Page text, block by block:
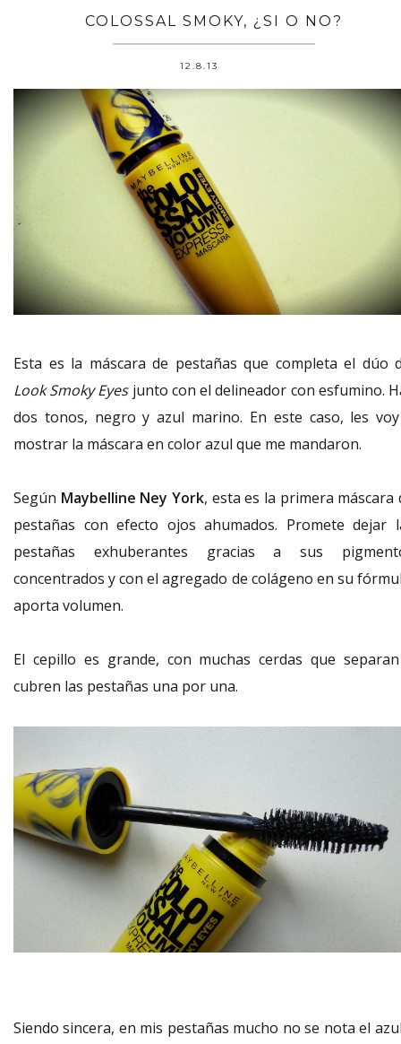
COLOSSAL SMOKY, ¿SI O NO?
12.8.13
Esta es la máscara de pestañas que completa el dúo
Look Smoky Eyesjunto con el delineador con esfumino.
dos tonos, negro y azul marino. En este caso, les
mostrar la máscara en color azul que me mandaron.
Según Maybelline Ney York, esta es la primera máscara
pestañas con efecto ojos ahumados. Promete dejar
pestañas exhuberantes gracias a sus
concentrados y con el agregado de colágeno en su
aporta volumen.
El cepillo es grande, con muchas cerdas que
cubren las pestañas una por una.
Siendo sincera, en mis pestañas mucho no se nota el